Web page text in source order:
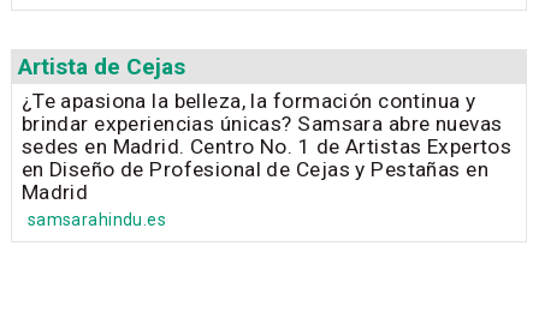
Artista de Cejas
¿Te apasiona la belleza, la formación continua y
brindar experiencias únicas? Samsara abre nuevas
sedes en Madrid. Centro No. 1 de Artistas Expertos
en Diseño de Profesional de Cejas y Pestañas en
Madrid
samsarahindu.es